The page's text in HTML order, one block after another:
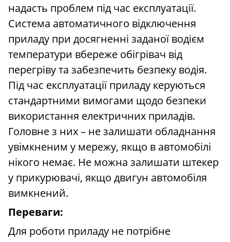
надасть проблем під час експлуатації.
Система автоматичного відключення
приладу при досягненні заданої водієм
температури вбереже обігрівач від
перегріву та забезпечить безпеку водія.
Під час експлуатації приладу керуються
стандартними вимогами щодо безпеки
використання електричних приладів.
Головне з них – не залишати обладнання
увімкненим у мережу, якщо в автомобілі
нікого немає. Не можна залишати штекер
у прикурювачі, якщо двигун автомобіля
вимкнений.
Переваги:
Для роботи приладу не потрібне